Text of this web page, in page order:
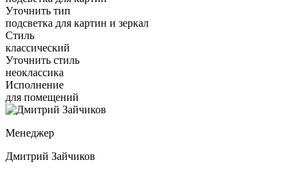
Уточнить тип
подсветка для картин и зеркал
Стиль
классический
Уточнить стиль
неоклассика
Исполнение
для помещений
Менеджер
Дмитрий Зайчиков